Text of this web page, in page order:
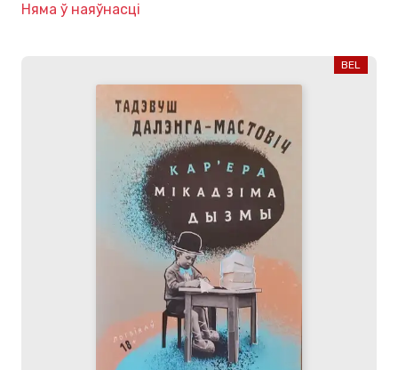
Няма ў наяўнасці
BEL